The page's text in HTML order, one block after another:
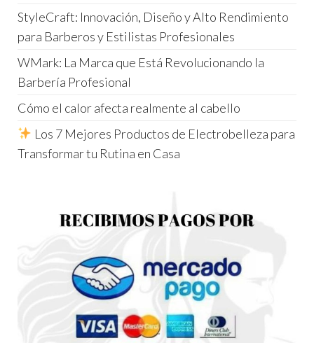
StyleCraft: Innovación, Diseño y Alto Rendimiento
para Barberos y Estilistas Profesionales
WMark: La Marca que Está Revolucionando la
Barbería Profesional
Cómo el calor afecta realmente al cabello
Los 7 Mejores Productos de Electrobelleza para
Transformar tu Rutina en Casa